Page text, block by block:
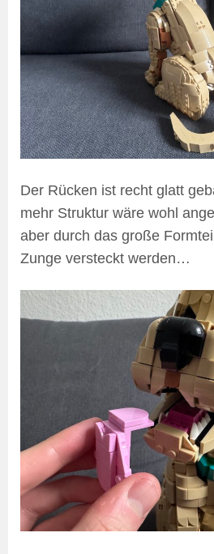
Der Rücken ist recht glatt
mehr Struktur wäre wohl
aber durch das große
Zunge versteckt werden…